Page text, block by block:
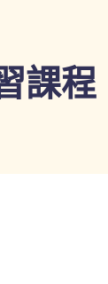
課程